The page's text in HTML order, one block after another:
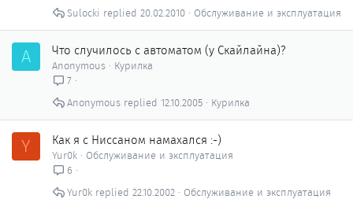
Обслуживание и эксплуатация
20.02.2010
Sulocki
A Что случилось с автоматом (у Скайлайна)?
Anonymous
Курилка
7
Курилка
12.10.2005
Anonymous
Y Как я с Ниссаном намахался :-)
Yur0k
Обслуживание и эксплуатация
6
Обслуживание и эксплуатация
22.10.2002
Yur0k